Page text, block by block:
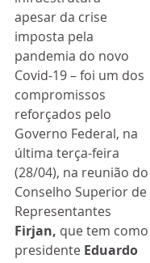
apesar da crise
imposta pela
pandemia do novo
Covid-19 – foi um dos
compromissos
reforçados pelo
Governo Federal, na
última terça-feira
(28/04), na reunião do
Conselho Superior de
Representantes
Firjan, que tem como
presidente Eduardo